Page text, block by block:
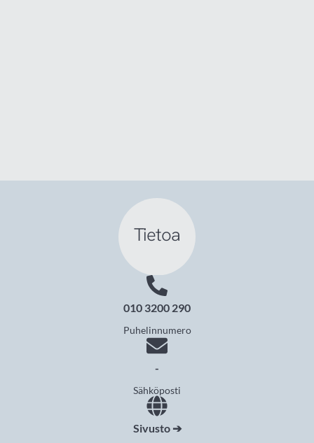
Tietoa
010 3200 290
Puhelinnumero
-
Sähköposti
Sivusto ➔